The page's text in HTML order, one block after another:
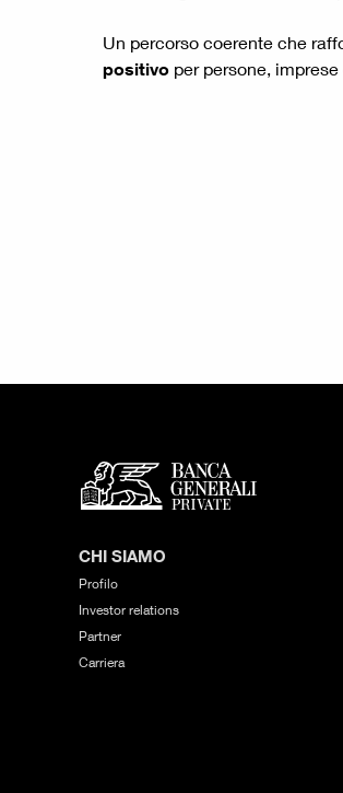
Un percorso coerente che
positivo per persone,
CHI SIAMO
Profilo
Investor relations
Partner
Carriera